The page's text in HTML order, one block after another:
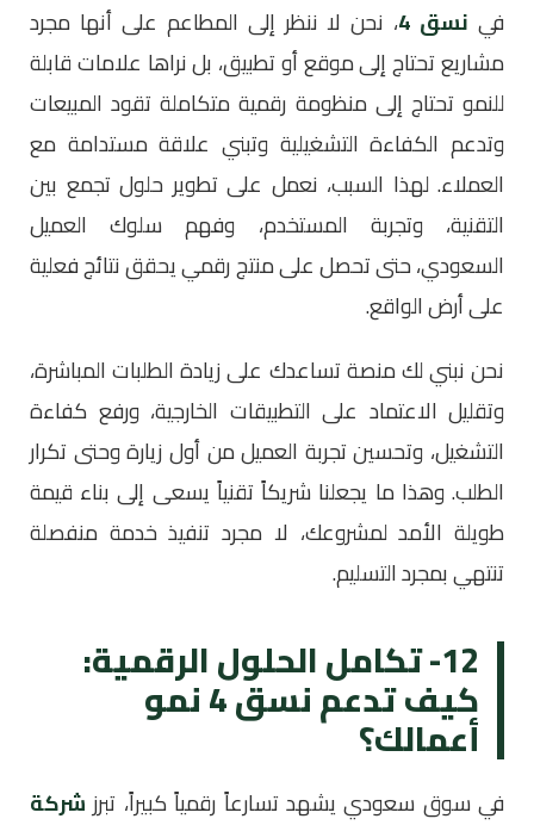
في نسق 4 ، نحن لا ننظر إلى المطاعم على أنها مجرد
مشاريع تحتاج إلى موقع أو تطبيق، بل نراها علامات قابلة
للنمو تحتاج إلى منظومة رقمية متكاملة تقود المبيعات
وتدعم الكفاءة التشغيلية وتبني علاقة مستدامة مع
العملاء. لهذا السبب، نعمل على تطوير حلول تجمع بين
التقنية، وتجربة المستخدم، وفهم سلوك العميل
السعودي، حتى تحصل على منتج رقمي يحقق نتائج فعلية
على أرض الواقع.
نحن نبني لك منصة تساعدك على زيادة الطلبات المباشرة،
وتقليل الاعتماد على التطبيقات الخارجية، ورفع كفاءة
التشغيل، وتحسين تجربة العميل من أول زيارة وحتى تكرار
الطلب. وهذا ما يجعلنا شريكاً تقنياً يسعى إلى بناء قيمة
طويلة الأمد لمشروعك، لا مجرد تنفيذ خدمة منفصلة
تنتهي بمجرد التسليم.
12- تكامل الحلول الرقمية:
كيف تدعم نسق 4 نمو
أعمالك؟
في سوق سعودي يشهد تسارعاً رقمياً كبيراً، تبرز شركة